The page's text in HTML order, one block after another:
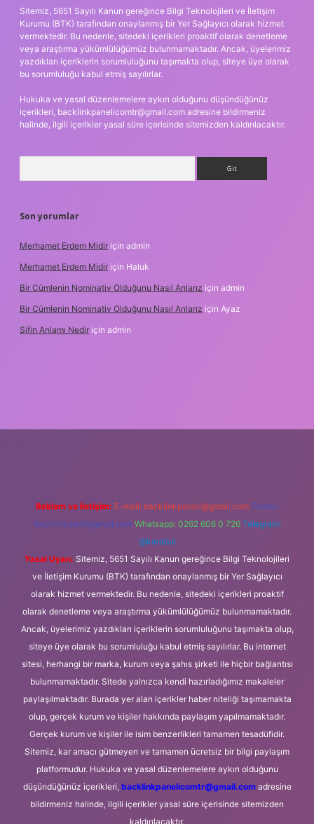
Sitemiz, 5651 Sayılı Kanun gereğince Bilgi Teknolojileri ve İletişim
Kurumu (BTK) tarafından onaylanmış bir Yer Sağlayıcı olarak hizmet
vermektedir. Bu nedenle, sitedeki içerikleri proaktif olarak denetleme
veya araştırma yükümlülüğümüz bulunmamaktadır. Ancak, üyelerimiz
yazdıkları içeriklerin sorumluluğunu taşımakta olup, siteye üye olarak
bu sorumluluğu kabul etmiş sayılırlar.
Hukuka ve yasal düzenlemelere aykırı olduğunu düşündüğünüz
içerikleri, backlinkpanelicomtr@gmail.com adresine bildirmeniz
halinde, ilgili içerikler yasal süre içerisinde sitemizden kaldırılacaktır.
Son yorumlar
Merhamet Erdem Midir için admin
Merhamet Erdem Midir için Haluk
Bir Cümlenin Nominativ Olduğunu Nasıl Anlarız için admin
Bir Cümlenin Nominativ Olduğunu Nasıl Anlarız için Ayaz
Sifin Anlamı Nedir için admin
Reklam ve İletişim: E-mail: backlinkpaneli@gmail.com Teams:
forumhizmeti@gmail.com Whatsapp: 0262 606 0 726 Telegram:
@karabul
Yasal Uyarı: Sitemiz, 5651 Sayılı Kanun gereğince Bilgi Teknolojileri
ve İletişim Kurumu (BTK) tarafından onaylanmış bir Yer Sağlayıcı
olarak hizmet vermektedir. Bu nedenle, sitedeki içerikleri proaktif
olarak denetleme veya araştırma yükümlülüğümüz bulunmamaktadır.
Ancak, üyelerimiz yazdıkları içeriklerin sorumluluğunu taşımakta olup,
siteye üye olarak bu sorumluluğu kabul etmiş sayılırlar. Bu internet
sitesi, herhangi bir marka, kurum veya şahıs şirketi ile hiçbir bağlantısı
bulunmamaktadır. Sitede yalnızca kendi hazırladığımız makaleler
paylaşılmaktadır. Burada yer alan içerikler haber niteliği taşımamakta
olup, gerçek kurum ve kişiler hakkında paylaşım yapılmamaktadır.
Gerçek kurum ve kişiler ile isim benzerlikleri tamamen tesadüfidir.
Sitemiz, kar amacı gütmeyen ve tamamen ücretsiz bir bilgi paylaşım
platformudur. Hukuka ve yasal düzenlemelere aykırı olduğunu
düşündüğünüz içerikleri, backlinkpanelicomtr@gmail.comadresine
bildirmeniz halinde, ilgili içerikler yasal süre içerisinde sitemizden
kaldırılacaktır.